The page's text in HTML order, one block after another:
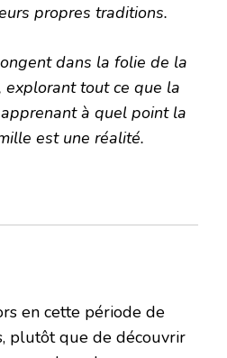
propres traditions.
dans la folie de la
explorant tout ce que la
à quel point la
est une réalité.
en cette période de
plutôt que de découvrir